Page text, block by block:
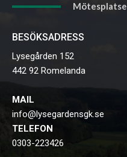
BESÖKSADRESS
Lysegården 152
442 92 Romelanda
MAIL
info@lysegardensgk.se
TELEFON
0303-223426